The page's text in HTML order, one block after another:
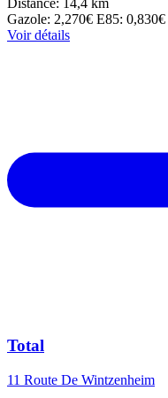
Distance: 14,4 km
Gazole: 2,270€ E85: 0,830€
Voir détails
Total
11 Route De Wintzenheim